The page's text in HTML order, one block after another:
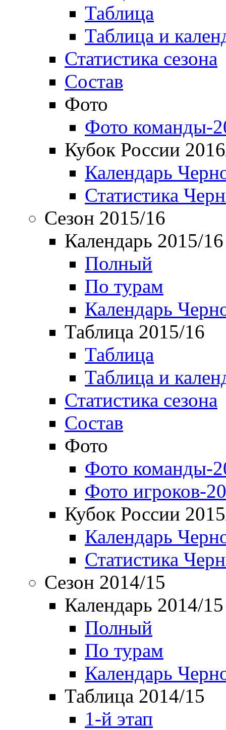
Таблица
Таблица и
Статистика сезона
Состав
Фото
Фото команды-
Кубок России
Календарь
Статистика
Сезон 2015/16
Календарь 2015/16
Полный
По турам
Календарь
Таблица 2015/16
Таблица
Таблица и
Статистика сезона
Состав
Фото
Фото команды-
Фото игроков-
Кубок России
Календарь
Статистика
Сезон 2014/15
Календарь 2014/15
Полный
По турам
Календарь
Таблица 2014/15
1-й этап